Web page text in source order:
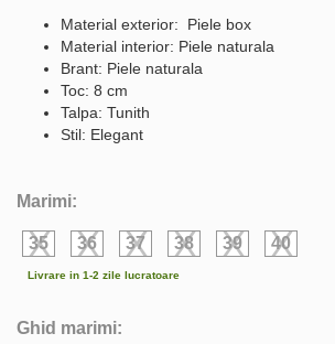
Material exterior: Piele box
Material interior: Piele naturala
Brant: Piele naturala
Toc: 8 cm
Talpa: Tunith
Stil: Elegant
Marimi:
35 36 37 38 39 40
Livrare in 1-2 zile lucratoare
Ghid marimi: